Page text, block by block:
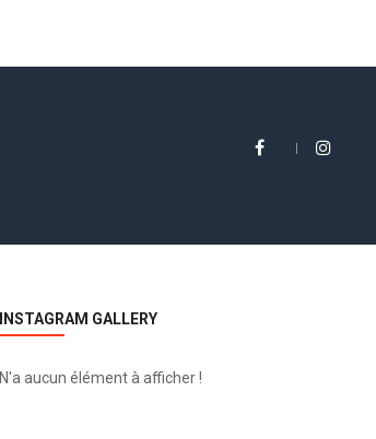
INSTAGRAM GALLERY
N'a aucun élément à afficher !